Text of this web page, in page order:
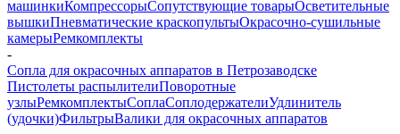
машинкиКомпрессорыСопутствующие товарыОсветительные
вышкиПневматические краскопультыОкрасочно-сушильные
камерыРемкомплекты
-
Сопла для окрасочных аппаратов в Петрозаводске
Пистолеты распылителиПоворотные
узлыРемкомплектыСоплаСоплодержателиУдлинитель
(удочки)ФильтрыВалики для окрасочных аппаратов